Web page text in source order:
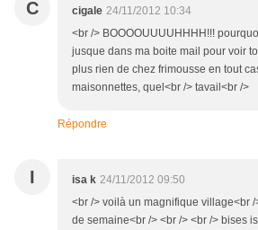
C cigale 24/11/2012 10:34
<br /> BOOOOUUUUHHHH!!!
jusque dans ma boite mail pour voir
plus rien de chez frimousse en tout
maisonnettes, quel<br /> tavail<br />
Répondre
I isa k 24/11/2012 09:50
<br /> voilà un magnifique village<br /
de semaine<br /> <br /> <br /> bises